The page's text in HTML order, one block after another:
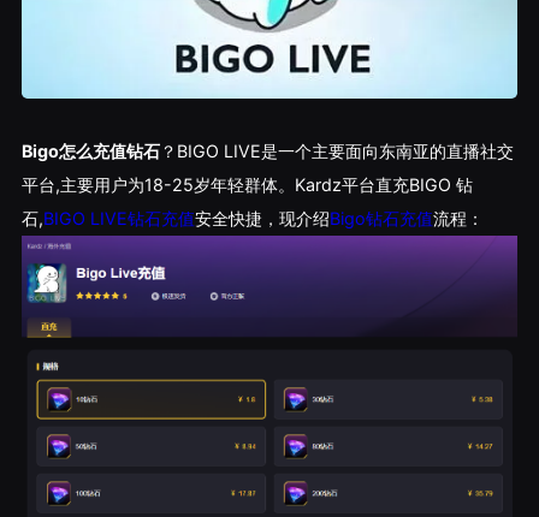
Bigo怎么充值钻石？BIGO LIVE是一个主要面向东南亚的直播社交
平台,主要用户为18-25岁年轻群体。Kardz平台直充BIGO 钻
石,BIGO LIVE钻石充值安全快捷，现介绍Bigo钻石充值流程：